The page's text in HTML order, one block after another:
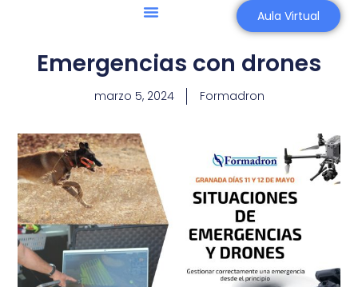
Aula Virtual
Emergencias con drones
marzo 5, 2024 Formadron